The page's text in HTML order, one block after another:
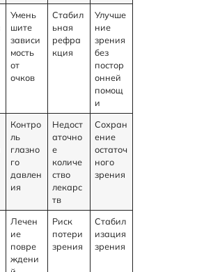
Умень
шите
зависи
мость
от
очков
Стабил
ьная
рефра
кция
Улучше
ние
зрения
без
постор
онней
помощ
и
Контро
ль
глазно
го
давлен
ия
Недост
аточно
е
количе
ство
лекарс
тв
Сохран
ение
остаточ
ного
зрения
Лечен
ие
повре
ждени
Риск
потери
зрения
Стабил
изация
зрения